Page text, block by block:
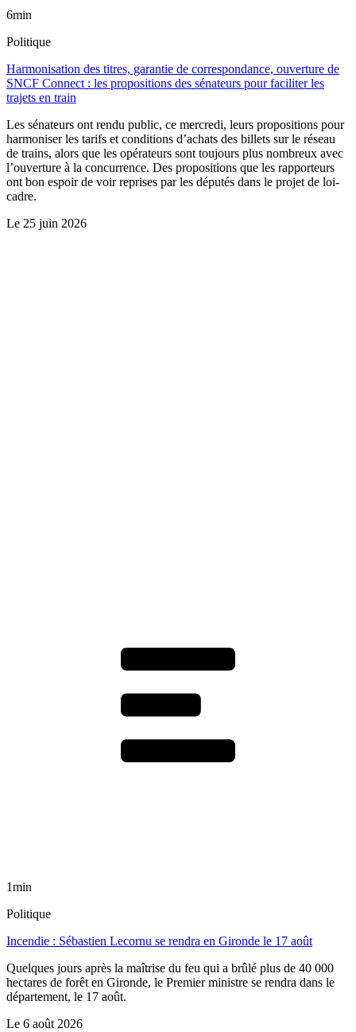
6min
Politique
Harmonisation des titres, garantie de correspondance, ouverture de
SNCF Connect : les propositions des sénateurs pour faciliter les
trajets en train
Les sénateurs ont rendu public, ce mercredi, leurs propositions pour
harmoniser les tarifs et conditions d’achats des billets sur le réseau
de trains, alors que les opérateurs sont toujours plus nombreux avec
l’ouverture à la concurrence. Des propositions que les rapporteurs
ont bon espoir de voir reprises par les députés dans le projet de loi-
cadre.
Le 25 juin 2026
1min
Politique
Incendie : Sébastien Lecornu se rendra en Gironde le 17 août
Quelques jours après la maîtrise du feu qui a brûlé plus de 40 000
hectares de forêt en Gironde, le Premier ministre se rendra dans le
département, le 17 août.
Le 6 août 2026